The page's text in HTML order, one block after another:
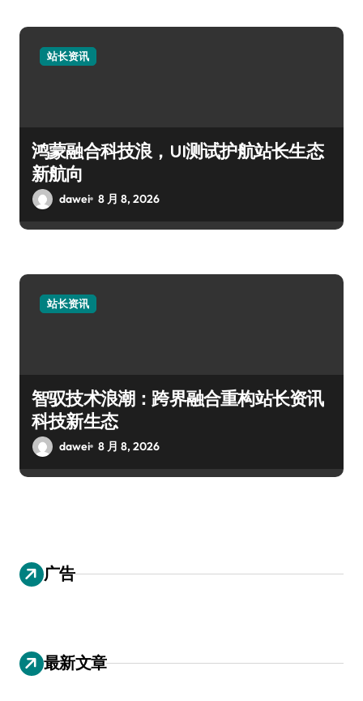
站长资讯
鸿蒙融合科技浪，UI测试护航站长生态
新航向
dawei 8 月 8, 2026
站长资讯
智驭技术浪潮：跨界融合重构站长资讯
科技新生态
dawei 8 月 8, 2026
广告
最新文章